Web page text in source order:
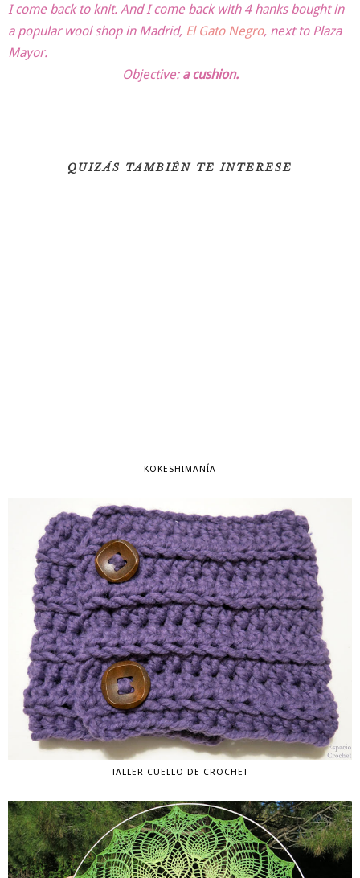
I come back to knit. And I come back with 4 hanks bought in
a popular wool shop in Madrid, El Gato Negro, next to Plaza
Mayor.
Objective: a cushion.
QUIZÁS TAMBIÉN TE INTERESE
KOKESHIMANÍA
TALLER CUELLO DE CROCHET